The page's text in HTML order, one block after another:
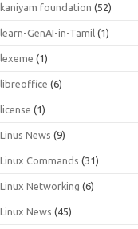
kaniyam foundation (52)
learn-GenAI-in-Tamil (1)
lexeme (1)
libreoffice (6)
license (1)
Linus News (9)
Linux Commands (31)
Linux Networking (6)
Linux News (45)